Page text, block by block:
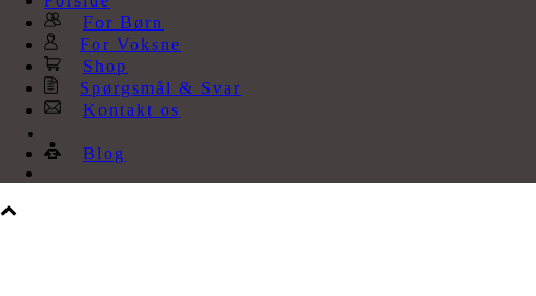
For Børn
For Voksne
Shop
Spørgsmål & Svar
Kontakt os
Blog